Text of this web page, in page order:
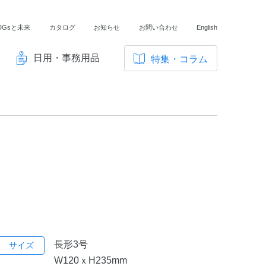
日用・事務用品 特集・コラム
と未来 カタログ お知らせ お問い合わせ English
サイズ
長形3号
W120ｘH235mm